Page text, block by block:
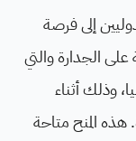
إلى فرصة
على الجدارة والتي
وذلك أثناء
هذه المنح متاحة